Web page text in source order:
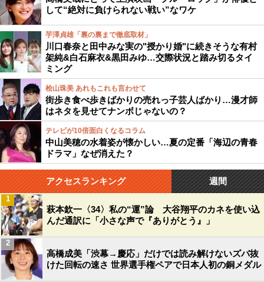
して“絶対に負けられない戦い”なワケ
芋澤貞雄「裏の裏まで徹底取材」
川口春奈と田中みな実の"授かり婚"に続きそうな有村
架純&白石麻衣&黒田みゆ…交際状況と踏み切るタイ
ミング
桧山珠美 あれもこれも言わせて
街歩き食べ歩きばかりの売れっ子芸人ばかり…漫才師
はネタを見せてナンボじゃないの？
テレビが10倍面白くなるコラム
中山美穂の水着姿が懐かしい…夏の定番「海辺の青春
ドラマ」なぜ消えた？
アクセスランキング 週間
萩本欽一〈34〉私の“運”論 大谷翔平のカネを使い込
んだ通訳に「小さな声で『ありがとう』」
1
高橋成美「渋幕→慶応」だけでは読み解けないズバ抜
けた回転の速さ 世界選手権ペアで日本人初の銅メダル
2